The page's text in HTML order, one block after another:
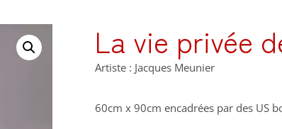
La vie privée
Artiste : Jacques Meunier
60cm x 90cm encadrées par des US